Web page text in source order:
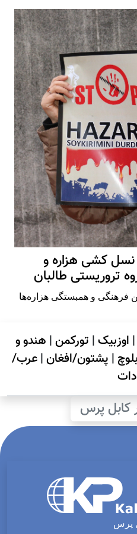
نسل کشی هزاره و
تروریستی طالبان
فرهنگی و همبستگی هزاره‌ها
| اوزبیک| تورکمن| هندو و
بلوچ | پشتون/افغان|عرب/
کابل پرس
پرس